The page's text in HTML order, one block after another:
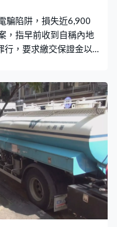
騙陷阱，損失近6,900
，指早前收到自稱內地
行，要求繳交保證金以
主婦，被指涉及洗黑錢
行戶口，告知家人後才